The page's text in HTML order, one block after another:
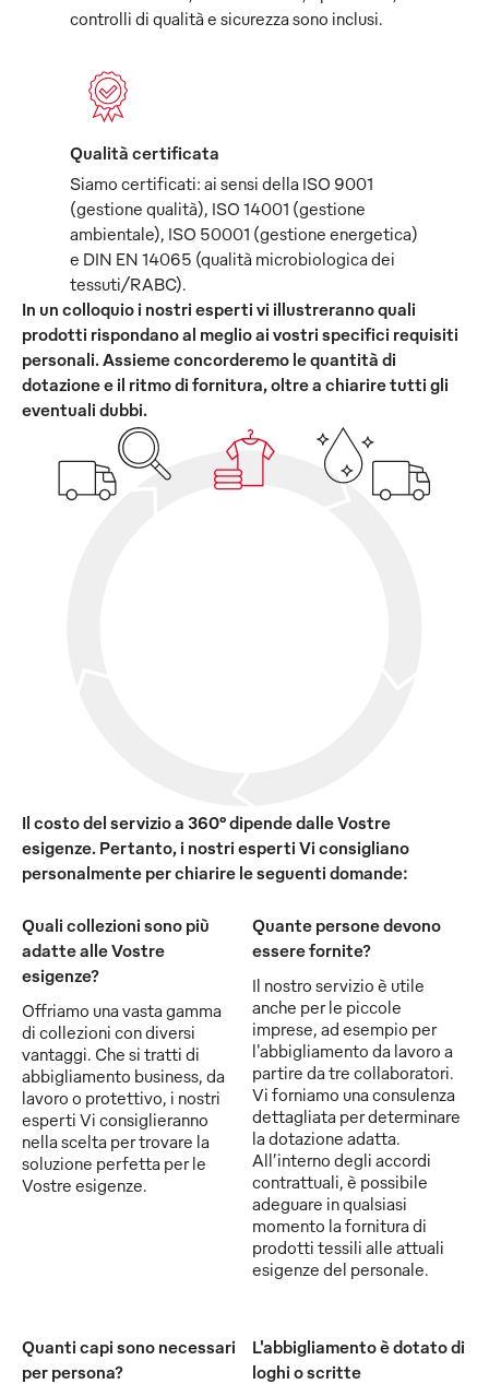
controlli di qualità e sicurezza sono inclusi.
Qualità certificata
Siamo certificati: ai sensi della ISO 9001
(gestione qualità), ISO 14001 (gestione
ambientale), ISO 50001 (gestione energetica)
e DIN EN 14065 (qualità microbiologica dei
tessuti/RABC).
In un colloquio i nostri esperti vi illustreranno quali
prodotti rispondano al meglio ai vostri specifici requisiti
personali. Assieme concorderemo le quantità di
dotazione e il ritmo di fornitura, oltre a chiarire tutti gli
eventuali dubbi.
Il costo del servizio a 360° dipende dalle Vostre
esigenze. Pertanto, i nostri esperti Vi consigliano
personalmente per chiarire le seguenti domande:
Quali collezioni sono più
adatte alle Vostre
esigenze?
Offriamo una vasta gamma
di collezioni con diversi
vantaggi. Che si tratti di
abbigliamento business, da
lavoro o protettivo, i nostri
esperti Vi consiglieranno
nella scelta per trovare la
soluzione perfetta per le
Vostre esigenze.
Quante persone devono
essere fornite?
Il nostro servizio è utile
anche per le piccole
imprese, ad esempio per
l'abbigliamento da lavoro a
partire da tre collaboratori.
Vi forniamo una consulenza
dettagliata per determinare
la dotazione adatta.
All’interno degli accordi
contrattuali, è possibile
adeguare in qualsiasi
momento la fornitura di
prodotti tessili alle attuali
esigenze del personale.
Quanti capi sono necessari
per persona?
L'abbigliamento è dotato di
loghi o scritte